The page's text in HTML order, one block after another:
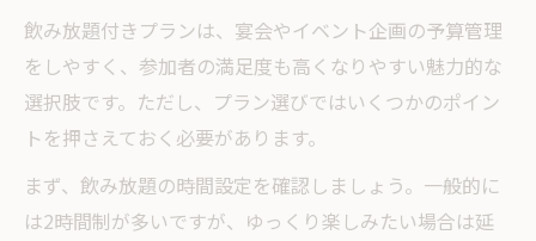
飲み放題付きプランは、宴会やイベント企画の予算管理
をしやすく、参加者の満足度も高くなりやすい魅力的な
選択肢です。ただし、プラン選びではいくつかのポイン
トを押さえておく必要があります。
まず、飲み放題の時間設定を確認しましょう。一般的に
は2時間制が多いですが、ゆっくり楽しみたい場合は延